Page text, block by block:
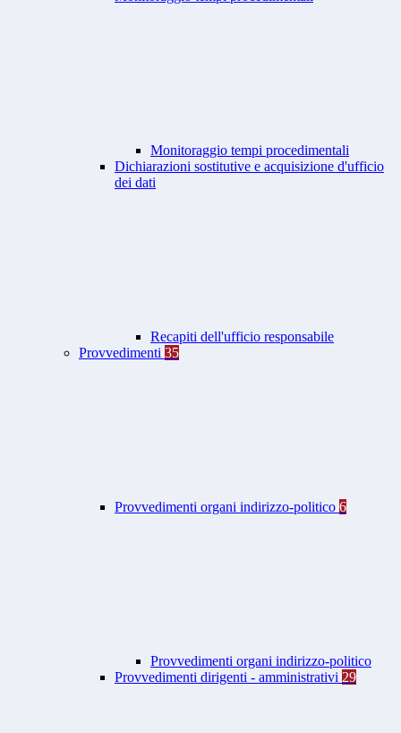
Monitoraggio tempi procedimentali
Dichiarazioni sostitutive e acquisizione d'ufficio
dei dati
Recapiti dell'ufficio responsabile
Provvedimenti 35
Provvedimenti organi indirizzo-politico 6
Provvedimenti organi indirizzo-politico
Provvedimenti dirigenti - amministrativi 29